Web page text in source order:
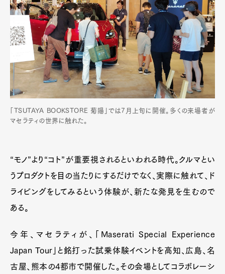
「TSUTAYA BOOKSTORE 菊陽」では7月上旬に開催。多くの来場者が
マセラティの世界に触れた。
“モノ”より“コト”が重要視されるといわれる時代。クルマとい
うプロダクトを目の当たりにするだけでなく、実際に触れて、ド
ライビングをしてみるという体験が、新たな発見を生むので
ある。
今年、マセラティが、「Maserati Special Experience
Japan Tour」と銘打った試乗体験イベントを高知、広島、名
古屋、熊本の4都市で開催した。その会場としてコラボレーシ